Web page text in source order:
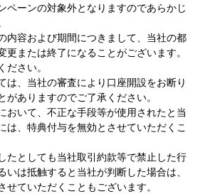
ペーンの対象外となりますのであらかじ
内容および期間につきまして、当社の都
更または終了になることがございます。
ださい。
は、当社の審査により口座開設をお断り
がありますのでご了承ください。
おいて、不正な手段等が使用されたと当
は、特典付与を無効とさせていただくこ
たとしても当社取引約款等で禁止した行
いは抵触すると当社が判断した場合は、
せていただくこともございます。